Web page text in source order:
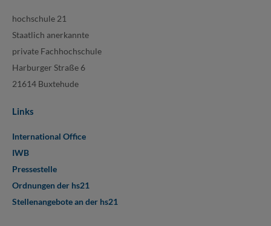
hochschule 21
Staatlich anerkannte
private Fachhochschule
Harburger Straße 6
21614 Buxtehude
Links
International Office
IWB
Pressestelle
Ordnungen der hs21
Stellenangebote an der hs21